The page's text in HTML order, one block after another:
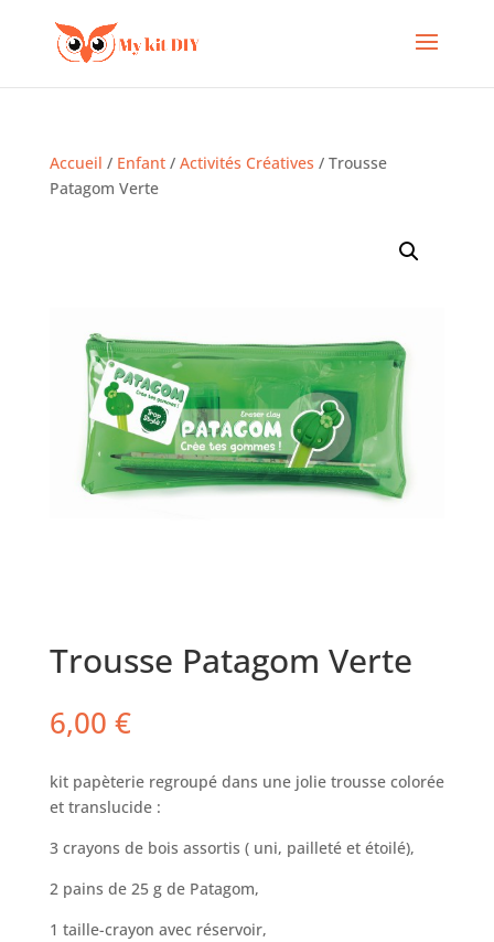
Accueil / Enfant/ Activités Créatives / Trousse
Patagom Verte
Trousse Patagom Verte
6,00 €
kit papèterie regroupé dans une jolie trousse colorée
et translucide :
3 crayons de bois assortis ( uni, pailleté et étoilé),
2 pains de 25 g de Patagom,
1 taille-crayon avec réservoir,